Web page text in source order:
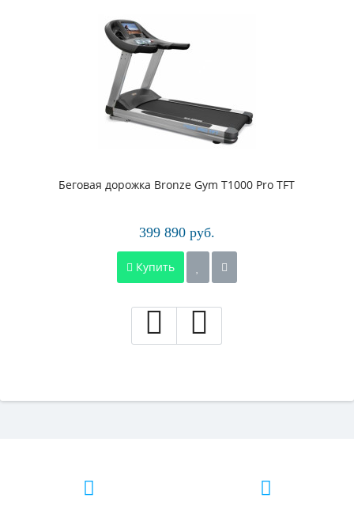
Беговая дорожка Bronze Gym T1000 Pro TFT
399 890 руб.
Купить